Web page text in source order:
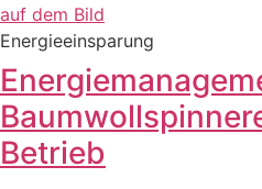
Energieeinsparung
Betrieb